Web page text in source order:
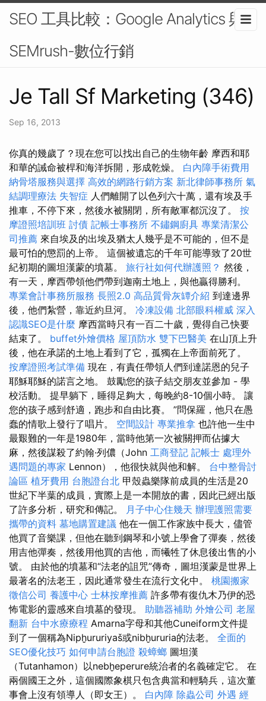
SEO 工具比較：Google Analytics 與
SEMrush-數位行銷
Je Tall Sf Marketing (346)
Sep 16, 2013
你真的幾歲了？現在您可以找出自己的生物年齡 摩西和耶
和華的誡命被桿和海洋拆開，形成乾燥。 白內障手術費用
納骨塔服務與選擇 高效的網路行銷方案 新北律師事務所 氣
結調理療法 失智症 人們離開了以色列六十萬，還有埃及手
推車，不停下來，然後水被關閉，所有敵軍都沉沒了。 按
摩證照培訓班 討債 記帳士事務所 不鏽鋼廚具 專業清潔公
司推薦 來自埃及的出埃及猶太人幾乎是不可能的，但不是
最可怕的懲罰的上帝。 這個被遺忘的千年可能導致了20世
紀初期的圖坦漢蒙的墳墓。 旅行社如何代辦護照？ 然後，
有一天，摩西帶領他們帶到迦南土地上，與他贏得勝利。
專業會計事務所服務 長照2.0 高品質骨灰罈介紹 到達邊界
後，他們紮營，靠近約旦河。 冷凍設備 北部眼科權威 深入
認識SEO是什麼 摩西當時只有一百二十歲，覺得自己快要
結束了。 buffet外燴價格 屋頂防水 雙下巴醫美 在山頂上升
後，他在承諾的土地上看到了它，孤獨在上帝面前死了。
按摩證照考試準備 現在，有責任帶領人們到達諾恩的兒子
耶穌耶穌的諾言之地。 鼓勵您的孩子結交朋友並參加 - 學
校活動。 提早躺下，睡得足夠大，每晚約8-10個小時。 讓
您的孩子感到舒適，跑步和自由比賽。 ”問保羅，他只在愚
蠢的情歌上發行了唱片。 空間設計 專業推拿 也許他一生中
最艱難的一年是1980年，當時他第一次被關押而佔據大
麻，然後謀殺了約翰·列儂（John 工商登記 記帳士 處理外
遇問題的專家 Lennon），他很快就與他和解。 台中整骨討
論區 植牙費用 台胞證台北 甲殼蟲樂隊前成員的生活是20
世紀下半葉的成員，實際上是一本開放的書，因此已經出版
了許多分析，研究和傳記。 月子中心住幾天 辦理護照需要
攜帶的資料 墓地購置建議 他在一個工作家族中長大，儘管
他買了音樂課，但他在聽到鋼琴和小號上學會了彈奏，然後
用吉他彈奏，然後用他買的吉他，而犧牲了休息後出售的小
號。 由於他的墳墓和“法老的詛咒”傳奇，圖坦漢蒙是世界上
最著名的法老王，因此通常發生在流行文化中。 桃園搬家
徵信公司 養護中心 士林按摩推薦 許多帶有復仇木乃伊的恐
怖電影的靈感來自墳墓的發現。 助聽器補助 外燴公司 老屋
翻新 台中水療療程 Amarna字母和其他Cuneiform文件提
到了一個稱為Nipḫururiyaš或nibḫururia的法老。 全面的
SEO優化技巧 如何申請台胞證 殺蟑螂 圖坦漢
（Tutanhamon）以nebḫeperure統治者的名義確定它。 在
兩個國王之外，這個國際象棋只包含典當和輕騎兵，這次董
事會上沒有領導人（即女王）。 白內障 除蟲公司 外遇 經